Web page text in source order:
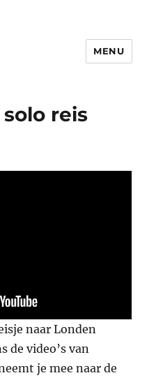
MENU
reis
naar Londen
de video’s van
je mee naar de